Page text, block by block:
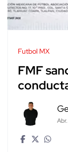
Futbol MX
FMF